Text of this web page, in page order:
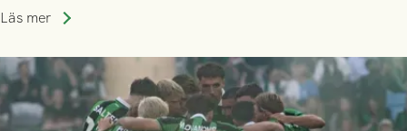
Allsvenskan! Avspark kl 16.30 på söndag 26/7.
Läs mer